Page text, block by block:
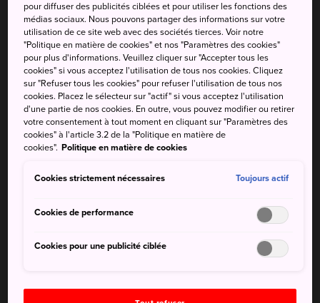
Comment s'y rendre
Yokohama est facilement accessible depuis Tokyo. Elle
dispose de lignes de trains directes qui se rendent aux
aéroports de la zone et est desservie par le shinkansen,
peuvent prendre un train JR ou l'une des nombreuses
compagnies de train privées pour se rendre à la gare de
Yokohama en 1 h, plus centrale que la gare de Shin-
La liaison ferroviaire la plus rapide depuis l'ouest du Japon
pour diffuser des publicités ciblées et pour utiliser les fonctions des
médias sociaux. Nous pouvons partager des informations sur votre
utilisation de ce site web avec des sociétés tierces. Voir notre
"Politique en matière de cookies" et nos "Paramètres des cookies"
pour plus d'informations. Veuillez cliquer sur "Accepter tous les
cookies" si vous acceptez l'utilisation de tous nos cookies. Cliquez
sur "Refuser tous les cookies" pour refuser l'utilisation de tous nos
cookies. Placez le sélecteur sur "actif" si vous acceptez l'utilisation
d'une partie de nos cookies. En outre, vous pouvez modifier ou retirer
votre consentement à tout moment en cliquant sur "Paramètres des
cookies" à l'article 3.2 de la "Politique en matière de
cookies". Politique en matière de cookies
Cookies strictement nécessaires Toujours actif
Cookies de performance
Cookies pour une publicité ciblée